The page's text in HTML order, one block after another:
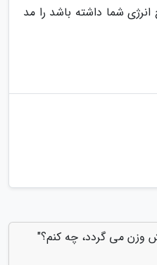
شما داشته باشد را مد
وزن می گردد، چه کنم؟"